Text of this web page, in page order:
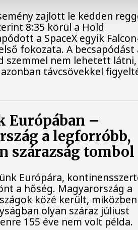
zajlott le kedden
8:35 körül a Hold
a SpaceX egyik
fokozata. A becsapódást
szemmel nem lehetett
távcsövekkel
Európában –
a legforróbb,
szárazság tombol
Európára,
a hőség. Magyarország a
közé került,
olyan száraz júliust
155 éve nem volt példa.